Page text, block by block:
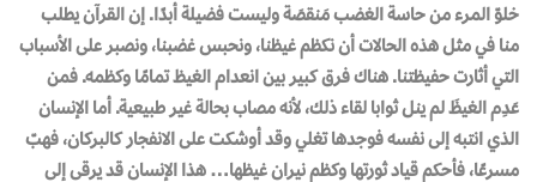
خلوّ المرء من حاسة الغضب مَنقصَة وليست فضيلة أبدًا. إن القرآن يطلب
منا في مثل هذه الحالات أن نكظم غيظنا، ونحبس غضبنا، ونصبر على الأسباب
التي أثارت حفيظتنا. هناك فرق كبير بين انعدام الغيظ تمامًا وكظمه. فمن
عَدِم الغيظَ لم ينل ثوابا لقاء ذلك، لأنه مصاب بحالة غير طبيعية. أما الإنسان
الذي انتبه إلى نفسه فوجدها تغلي وقد أوشكت على الانفجار كالبركان، فهبّ
مسرعًا، فأحكم قياد ثورتها وكظم نيران غيظها… هذا الإنسان قد يرقى إلى